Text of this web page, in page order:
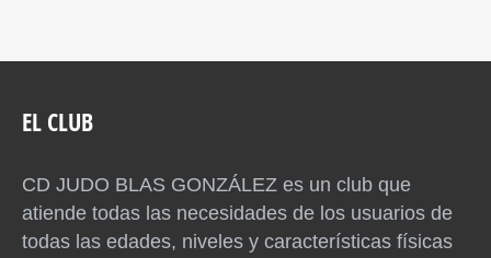
EL CLUB
CD JUDO BLAS GONZÁLEZ es un club que
atiende todas las necesidades de los usuarios de
todas las edades, niveles y características físicas